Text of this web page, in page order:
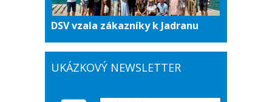
DSV vzala zákazníky k Jadranu
UKÁZKOVÝ NEWSLETTER